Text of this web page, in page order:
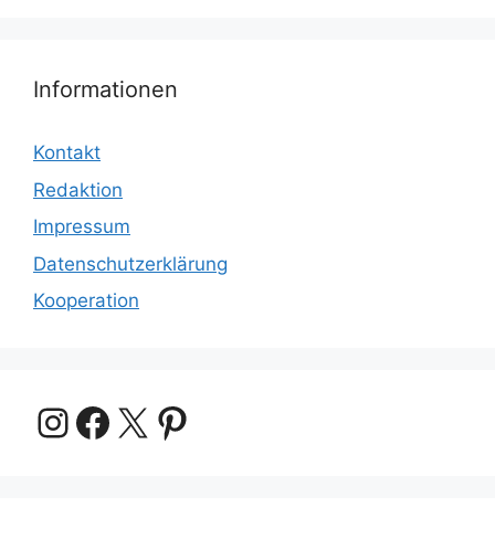
Informationen
Kontakt
Redaktion
Impressum
Datenschutzerklärung
Kooperation
Instagram
Facebook
X Pinterest